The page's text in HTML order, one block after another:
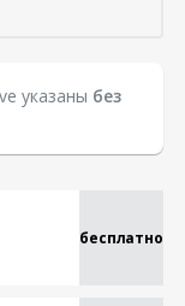
указаны без
бесплатно